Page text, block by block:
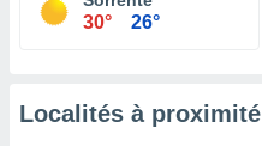
30° 26°
Localités à proximité